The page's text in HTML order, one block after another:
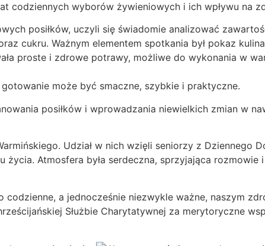
codziennych wyborów żywieniowych i ich wpływu na
posiłków, uczyli się świadomie analizować
cukru. Ważnym elementem spotkania był pokaz
proste i zdrowe potrawy, możliwe do wykonania w
może być smaczne, szybkie i praktyczne.
posiłków i wprowadzania niewielkich zmian w
Udział w nich wzięli seniorzy z Dziennego
Atmosfera była serdeczna, sprzyjająca rozmowie
a jednocześnie niezwykle ważne, naszym
Służbie Charytatywnej za merytoryczne